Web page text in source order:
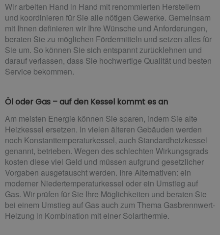
Wir arbeiten Hand in Hand mit renommierten Herstellern
und koordinieren für Sie alle nötigen Gewerke. Gemeinsam
mit Ihnen definieren wir Ihre Wünsche und Anforderungen,
beraten Sie zu möglichen Fördermitteln und setzen alles für
Sie um. So können Sie sich entspannt zurücklehnen und
darauf verlassen, dass Sie hochwertige Qualität und besten
Service bekommen.
Öl oder Gas – auf den Kessel kommt es an
Am meisten Energie können Sie sparen, indem Sie alte
Heizkessel ersetzen. In vielen älteren Gebäuden werden
noch Konstanttemperaturkessel, auch Standardheizkessel
genannt, betrieben. Wegen des schlechten Wirkungsgrads
kosten diese viel Geld und müssen aufgrund gesetzlicher
Vorgaben ausgetauscht werden. Ihre Alternativen: ein
moderner Niedertemperaturkessel oder ein Umstieg auf
Gas. Wir prüfen für Sie Ihre Möglichkeiten und beraten Sie
bei einem Umstieg auf Gas auch zum Thema Gasbrennwert-
Heizung in Kombination mit einer Solarthermie.